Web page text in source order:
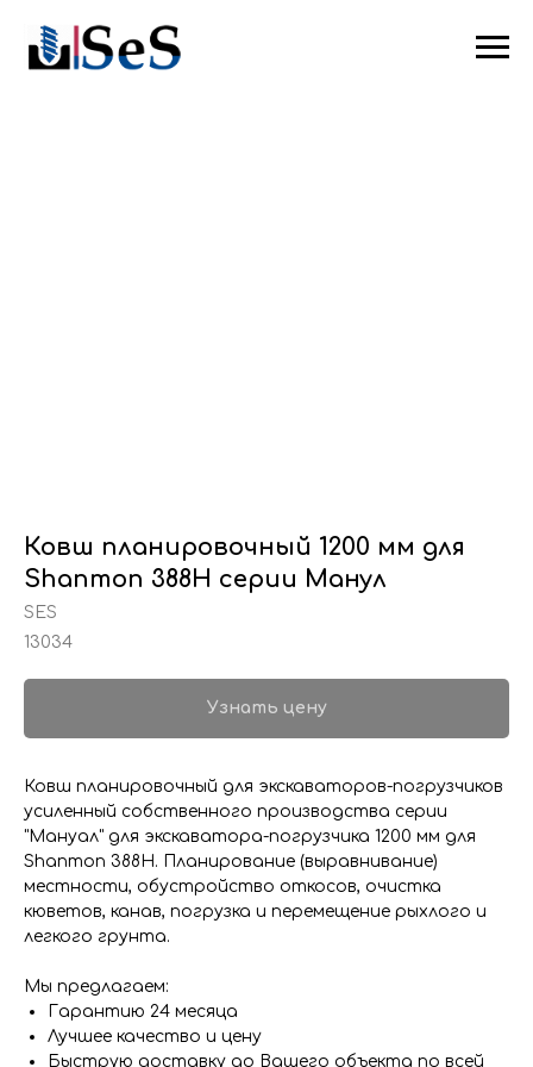
Ковш планировочный 1200 мм для
Shanmon 388H серии Манул
SES
13034
Узнать цену
Ковш планировочный для экскаваторов-погрузчиков
усиленный собственного производства серии
"Мануал" для экскаватора-погрузчика 1200 мм для
Shanmon 388H. Планирование (выравнивание)
местности, обустройство откосов, очистка
кюветов, канав, погрузка и перемещение рыхлого и
легкого грунта.
Мы предлагаем:
Гарантию 24 месяца
Лучшее качество и цену
Быструю доставку до Вашего объекта по всей